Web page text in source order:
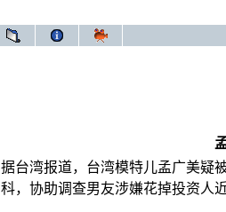
据台湾报道，台湾模特儿孟广美疑
科，协助调查男友涉嫌花掉投资人